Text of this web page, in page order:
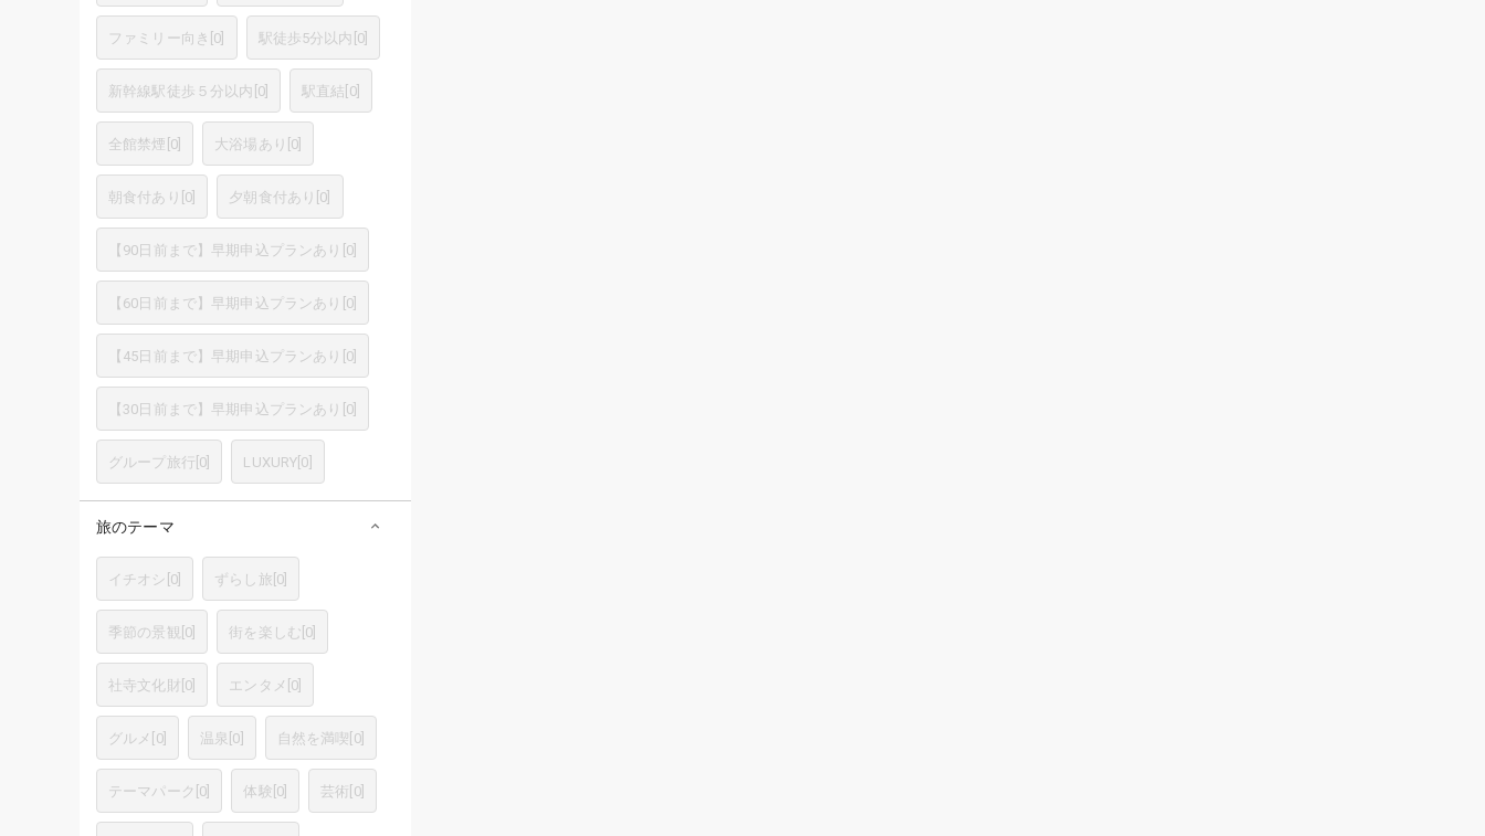
ファミリー向き [0] 駅徒歩5分以内 [0]
新幹線駅徒歩５分以内 [0] 駅直結 [0]
全館禁煙 [0] 大浴場あり [0]
朝食付あり [0] 夕朝食付あり [0]
【90日前まで】早期申込プランあり [0]
【60日前まで】早期申込プランあり [0]
【45日前まで】早期申込プランあり [0]
【30日前まで】早期申込プランあり [0]
グループ旅行 [0] LUXURY[0]
旅のテーマ
イチオシ [0] ずらし旅 [0]
季節の景観 [0] 街を楽しむ [0]
社寺文化財 [0] エンタメ [0]
グルメ [0] 温泉 [0] 自然を満喫 [0]
テーマパーク [0] 体験 [0] 芸術 [0]